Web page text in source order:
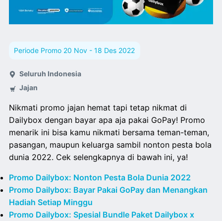
Periode Promo 20 Nov - 18 Des 2022
Seluruh Indonesia
Jajan
Nikmati promo jajan hemat tapi tetap nikmat di
Dailybox dengan bayar apa aja pakai GoPay! Promo
menarik ini bisa kamu nikmati bersama teman-teman,
pasangan, maupun keluarga sambil nonton pesta bola
dunia 2022. Cek selengkapnya di bawah ini, ya!
Promo Dailybox: Nonton Pesta Bola Dunia 2022
Promo Dailybox: Bayar Pakai GoPay dan Menangkan
Hadiah Setiap Minggu
Promo Dailybox: Spesial Bundle Paket Dailybox x